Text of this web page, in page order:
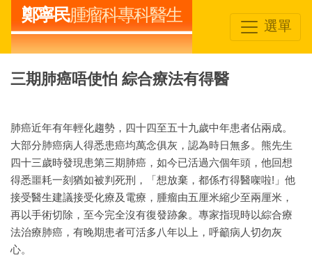
鄭寧民腫瘤科專科醫生 選單
三期肺癌唔使怕 綜合療法有得醫
肺癌近年有年輕化趨勢，四十四至五十九歲中年患者佔兩成。
大部分肺癌病人得悉患癌均萬念俱灰，認為時日無多。熊先生
四十三歲時發現患第三期肺癌，如今已活過六個年頭，他回想
得悉噩耗一刻猶如被判死刑，「想放棄，都係冇得醫㗎啦!」他
接受醫生建議接受化療及電療，腫瘤由五厘米縮少至兩厘米，
再以手術切除，至今完全沒有復發跡象。專家指現時以綜合療
法治療肺癌，有晚期患者可活多八年以上，呼籲病人切勿灰
心。